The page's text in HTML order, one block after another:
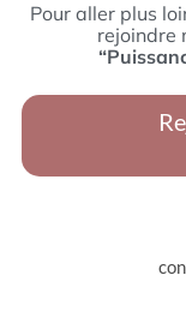
Pour aller plus
rejoindre